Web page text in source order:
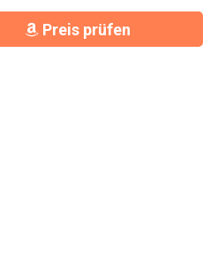
Preis prüfen